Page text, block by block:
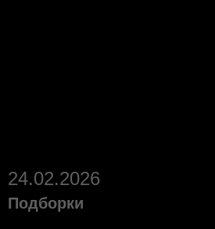
24.02.2026
Подборки